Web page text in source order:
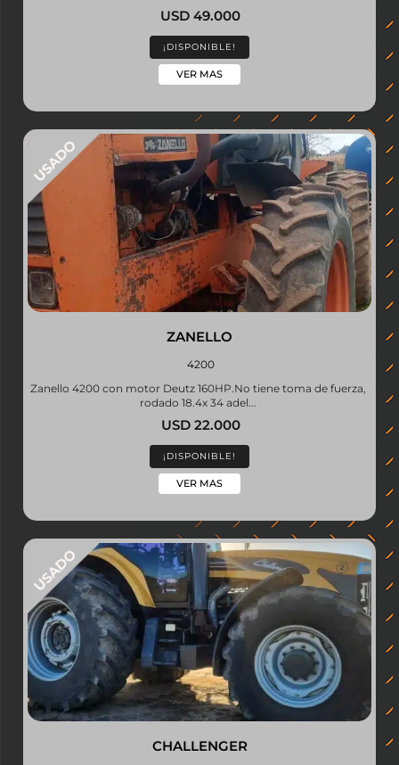
USD 49.000
¡DISPONIBLE!
VER MAS
ZANELLO
4200
Zanello 4200 con motor Deutz 160HP.No tiene toma de fuerza,
rodado 18.4x 34 adel...
USD 22.000
¡DISPONIBLE!
VER MAS
CHALLENGER